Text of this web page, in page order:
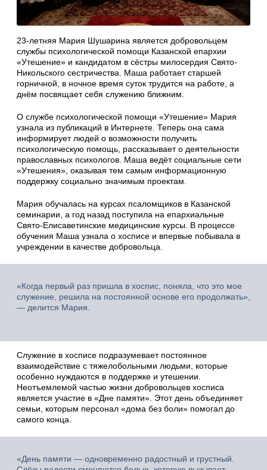
23-летняя Мария Шушарина является добровольцем
службы психологической помощи Казанской епархии
«Утешение» и кандидатом в сёстры милосердия Свято-
Никольского сестричества. Маша работает старшей
горничной, в ночное время суток трудится на работе, а
днём посвящает себя служению ближним.
О службе психологической помощи «Утешение» Мария
узнала из публикаций в Интернете. Теперь она сама
информирует людей о возможности получить
психологическую помощь, рассказывает о деятельности
православных психологов. Маша ведёт социальные сети
«Утешения», оказывая тем самым информационную
поддержку социально значимым проектам.
Мария обучалась на курсах псаломщиков в Казанской
семинарии, а год назад поступила на епархиальные
Свято-Елисаветинские медицинские курсы. В процессе
обучения Маша узнала о хосписе и впервые побывала в
учреждении в качестве добровольца.
«Когда первый раз пришла в хоспис, поняла, что это мое
служение, решила на постоянной основе его продолжать»,
— делится Мария.
Служение в хосписе подразумевает постоянное
взаимодействие с тяжелобольными людьми, которые
особенно нуждаются в поддержке и утешении.
Неотъемлемой частью жизни добровольцев хосписа
является участие в «Дне памяти». Этот день объединяет
семьи, которым персонал «дома без боли» помогал до
самого конца.
«День памяти — одновременно радостный и грустный.